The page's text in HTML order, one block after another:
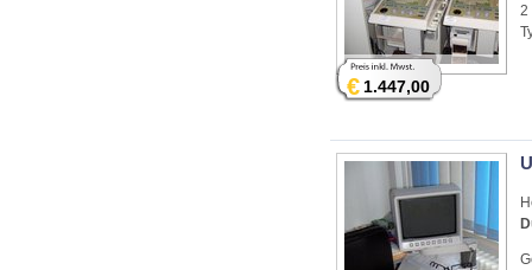
2
€1.447,00